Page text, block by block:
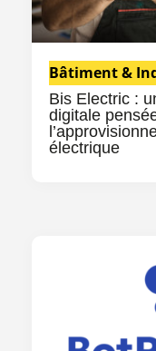
Bis Electric :
digitale
électrique
Bâtiment &